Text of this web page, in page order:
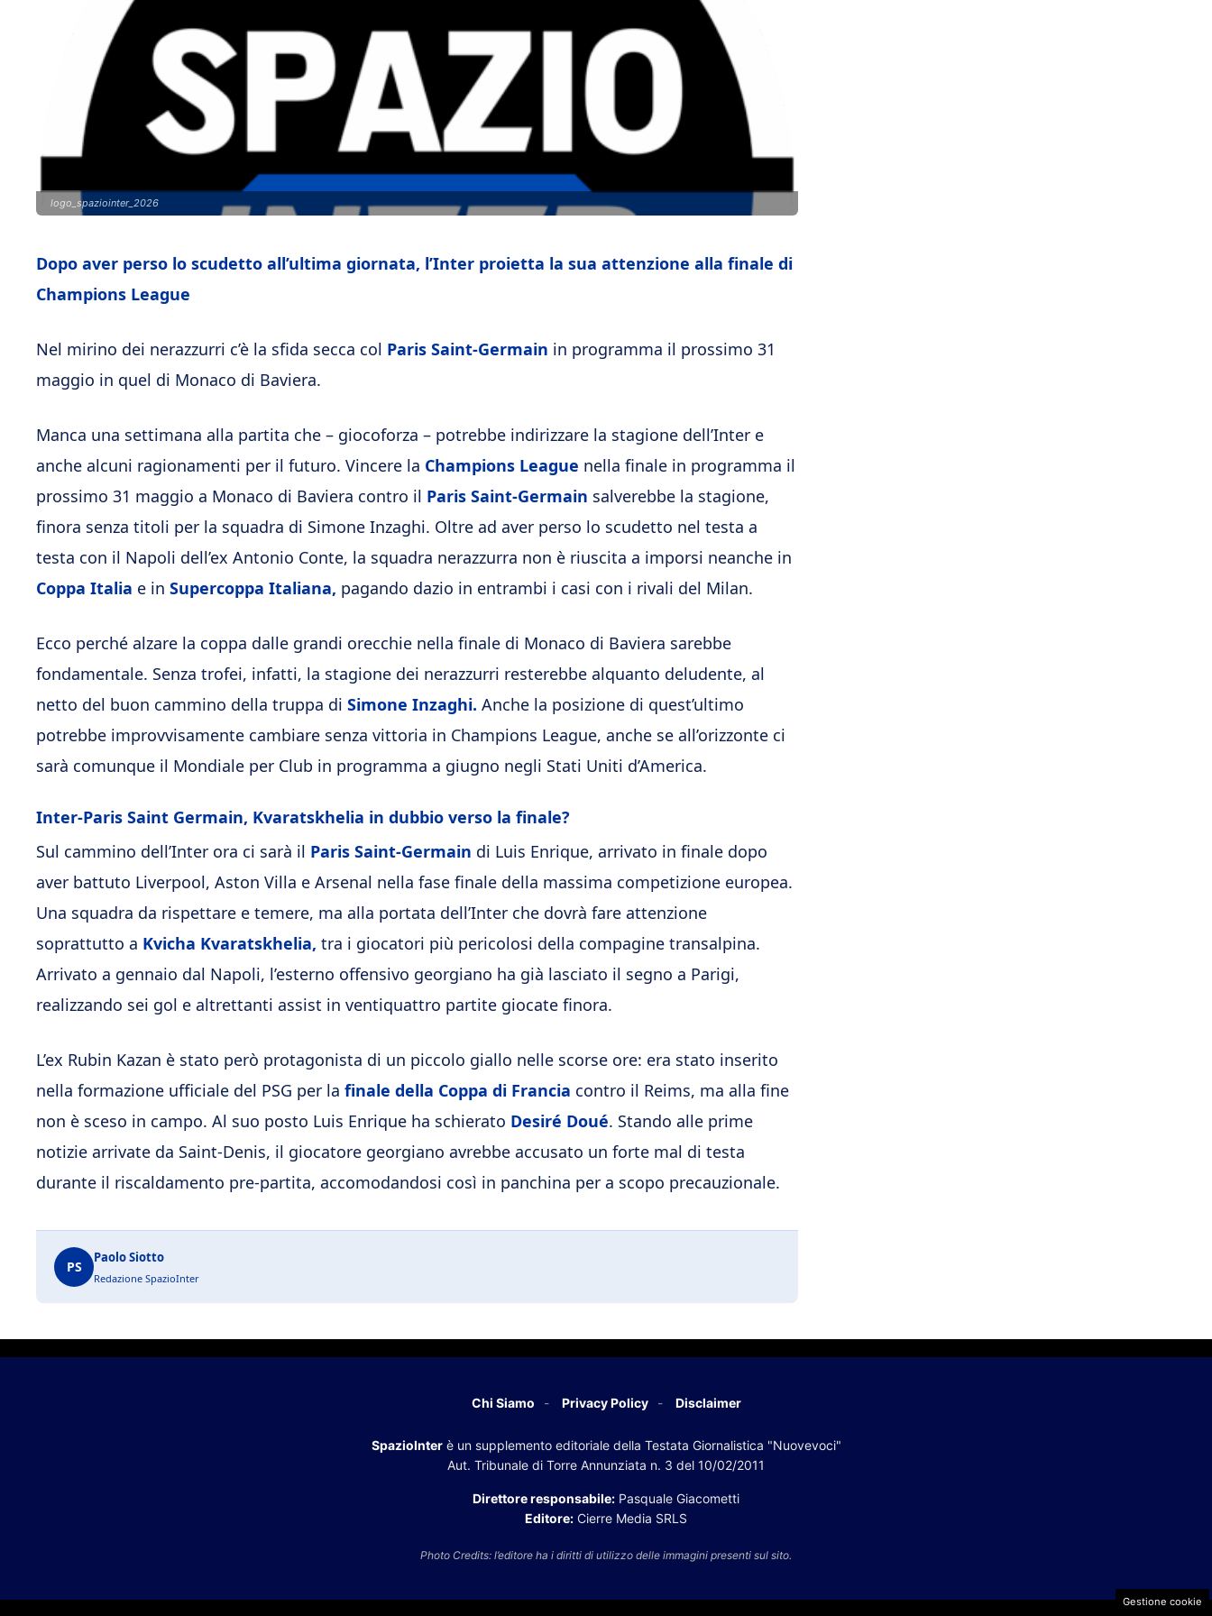
logo_spaziointer_2026
Dopo aver perso lo scudetto all’ultima giornata, l’Inter proietta la sua attenzione alla finale di
Champions League
Nel mirino dei nerazzurri c’è la sfida secca col Paris Saint-Germain in programma il prossimo 31
maggio in quel di Monaco di Baviera.
Manca una settimana alla partita che – giocoforza – potrebbe indirizzare la stagione dell’Inter e
anche alcuni ragionamenti per il futuro. Vincere la Champions League nella finale in programma il
prossimo 31 maggio a Monaco di Baviera contro il Paris Saint-Germain salverebbe la stagione,
finora senza titoli per la squadra di Simone Inzaghi. Oltre ad aver perso lo scudetto nel testa a
testa con il Napoli dell’ex Antonio Conte, la squadra nerazzurra non è riuscita a imporsi neanche in
Coppa Italia e in Supercoppa Italiana, pagando dazio in entrambi i casi con i rivali del Milan.
Ecco perché alzare la coppa dalle grandi orecchie nella finale di Monaco di Baviera sarebbe
fondamentale. Senza trofei, infatti, la stagione dei nerazzurri resterebbe alquanto deludente, al
netto del buon cammino della truppa di Simone Inzaghi. Anche la posizione di quest’ultimo
potrebbe improvvisamente cambiare senza vittoria in Champions League, anche se all’orizzonte ci
sarà comunque il Mondiale per Club in programma a giugno negli Stati Uniti d’America.
Inter-Paris Saint Germain, Kvaratskhelia in dubbio verso la finale?
Sul cammino dell’Inter ora ci sarà il Paris Saint-Germain di Luis Enrique, arrivato in finale dopo
aver battuto Liverpool, Aston Villa e Arsenal nella fase finale della massima competizione europea.
Una squadra da rispettare e temere, ma alla portata dell’Inter che dovrà fare attenzione
soprattutto a Kvicha Kvaratskhelia, tra i giocatori più pericolosi della compagine transalpina.
Arrivato a gennaio dal Napoli, l’esterno offensivo georgiano ha già lasciato il segno a Parigi,
realizzando sei gol e altrettanti assist in ventiquattro partite giocate finora.
L’ex Rubin Kazan è stato però protagonista di un piccolo giallo nelle scorse ore: era stato inserito
nella formazione ufficiale del PSG per la finale della Coppa di Francia contro il Reims, ma alla fine
non è sceso in campo. Al suo posto Luis Enrique ha schierato Desiré Doué. Stando alle prime
notizie arrivate da Saint-Denis, il giocatore georgiano avrebbe accusato un forte mal di testa
durante il riscaldamento pre-partita, accomodandosi così in panchina per a scopo precauzionale.
PS
Paolo Siotto
Redazione SpazioInter
Chi Siamo Privacy Policy Disclaimer
SpazioInterè un supplemento editoriale della Testata Giornalistica "Nuovevoci"
Aut. Tribunale di Torre Annunziata n. 3 del 10/02/2011
Direttore responsabile: Pasquale Giacometti
Editore: Cierre Media SRLS
Photo Credits: l’editore ha i diritti di utilizzo delle immagini presenti sul sito.
Gestione cookie